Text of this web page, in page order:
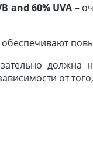
and 60% UVA –
обеспечивают
должна
от